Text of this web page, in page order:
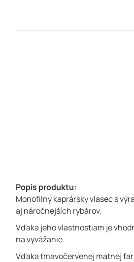
Popis produktu:
Monofilný kaprársky vlasec s
aj náročnejších rybárov.
Vďaka jeho vlastnostiam je
na vyvážanie.
Vďaka tmavočervenej matnej